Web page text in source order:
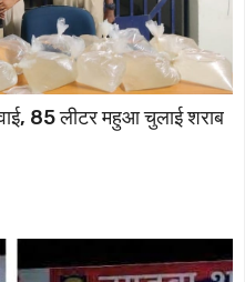
85 लीटर महुआ चुलाई शराब